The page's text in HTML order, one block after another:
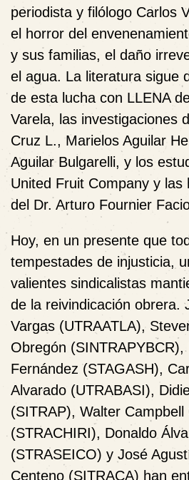
periodista y filólogo Carlos
el horror del
y sus familias, el daño
el agua. La literatura sigue
de esta lucha con LLENA
Varela, las investigaciones
Cruz L., Marielos Aguilar
Aguilar Bulgarelli, y los
United Fruit Company y las
del Dr. Arturo Fournier
Hoy, en un presente que
tempestades de injusticia,
valientes sindicalistas
de la reivindicación obrera.
Vargas (UTRAATLA),
Obregón (SINTRAPYBCR),
Fernández (STAGASH),
Alvarado (UTRABASI),
(SITRAP), Walter Campbell
(STRACHIRI), Donaldo
(STRASEICO) y José
Centeno (SITRACA) han